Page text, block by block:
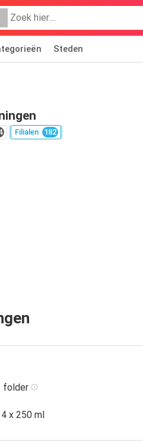
Steden
Filialen 182
folder
x 250 ml